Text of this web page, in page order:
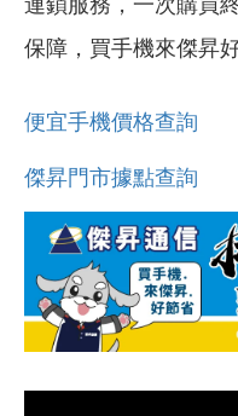
保障，買手機來傑昇
便宜手機價格查詢
傑昇門市據點查詢